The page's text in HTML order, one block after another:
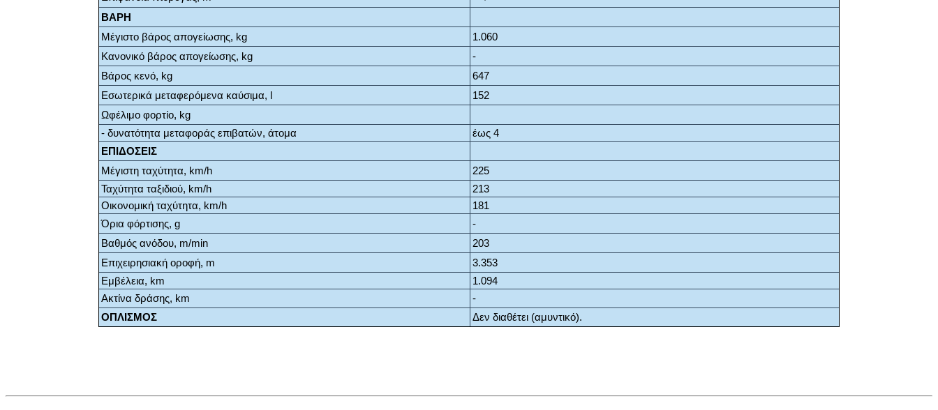
ΒΑΡΗ
Μέγιστο βάρος απογείωσης, kg
1.060
Κανονικό βάρος απογείωσης, kg
-
Βάρος κενό, kg
647
Εσωτερικά μεταφερόμενα καύσιμα, l
152
Ωφέλιμο φορτίο, kg
- δυνατότητα μεταφοράς επιβατών, άτομα
έως 4
ΕΠΙΔΟΣΕΙΣ
Μέγιστη ταχύτητα, km/h
225
Ταχύτητα ταξιδιού, km/h
213
Οικονομική ταχύτητα, km/h
181
Όρια φόρτισης, g
-
Βαθμός ανόδου, m/min
203
Επιχειρησιακή οροφή, m
3.353
Εμβέλεια, km
1.094
Ακτίνα δράσης, km
-
ΟΠΛΙΣΜΟΣ
Δεν διαθέτει (αμυντικό).